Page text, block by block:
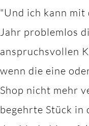
"Und ich kann mit
Jahr problemlos
anspruchsvollen
wenn die eine
Shop nicht mehr
begehrte Stück in